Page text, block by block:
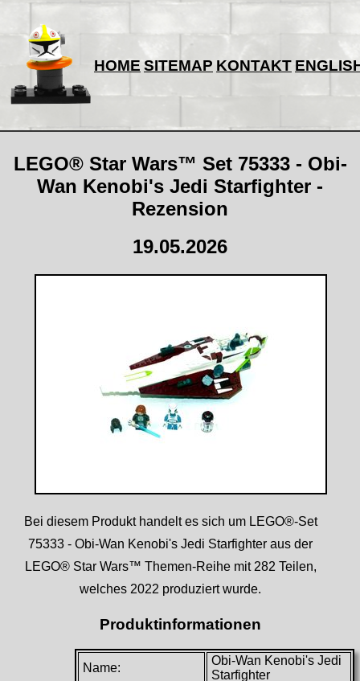
HOME SITEMAP KONTAKT
LEGO® Star Wars™ Set 75333 - Obi-
Wan Kenobi's Jedi Starfighter -
Rezension
19.05.2026
Bei diesem Produkt handelt es sich um LEGO®-Set
75333 - Obi-Wan Kenobi's Jedi Starfighter aus der
LEGO® Star Wars™ Themen-Reihe mit 282 Teilen,
welches 2022 produziert wurde.
Produktinformationen
Name:
Obi-Wan Kenobi's Jedi
Starfighter